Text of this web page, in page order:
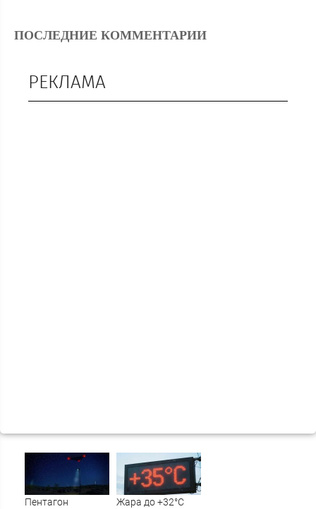
ПОСЛЕДНИЕ КОММЕНТАРИИ
РЕКЛАМА
Пентагон
Жара до +32°C